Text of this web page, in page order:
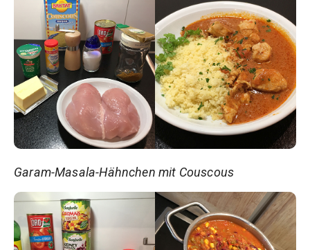
Garam-Masala-Hähnchen mit Couscous